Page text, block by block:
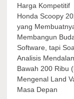
Harga Kompetitif
Honda Scoopy
yang
Membangun
Software, tapi
Analisis
Bawah 200 Ribu
Mengenal Land
Masa Depan